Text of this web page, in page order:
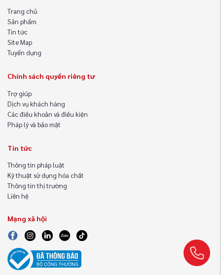
Trang chủ
Sản phẩm
Tin tức
Site Map
Tuyển dụng
Chính sách quyền riêng tư
Trợ giúp
Dịch vụ khách hàng
Các điều khoản và điều kiện
Pháp lý và bảo mật
Tin tức
Thông tin pháp luật
Kỹ thuật sử dụng hóa chất
Thông tin thị trường
Liên hệ
Mạng xã hội